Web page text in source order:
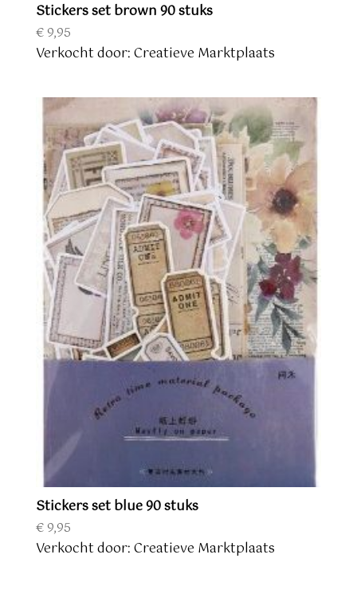
Stickers set brown 90 stuks
€9,95
Verkocht door: Creatieve Marktplaats
Stickers set blue 90 stuks
€9,95
Verkocht door: Creatieve Marktplaats